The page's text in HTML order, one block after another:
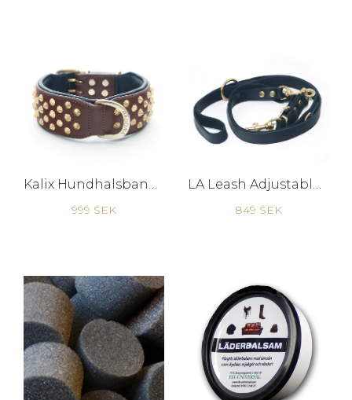
Kalix Hundhalsband - Brunt/Mässing
999 SEK
LA Leash Adjustable - Black Brass
849 SEK